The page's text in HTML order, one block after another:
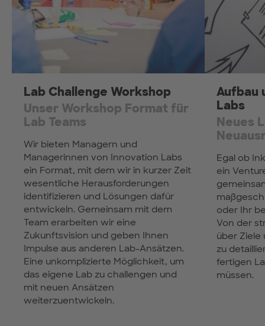
Lab Challenge Workshop
Unser Workshop Format für
Lab Teams
Wir bieten Managern und
Managerinnen von Innovation Labs
ein Format, mit dem wir in kurzer Zeit
wesentliche Herausforderungen
identifizieren und Lösungen dafür
entwickeln. Gemeinsam mit dem
Team erarbeiten wir eine
Zukunftsvision und geben Ihnen
Impulse aus anderen Lab-Ansätzen.
Eine unkomplizierte Möglichkeit, um
das eigene Lab zu challengen und
mit neuen Ansätzen
weiterzuentwickeln.
Aufbau
Labs
Neues
Egal ob
ein
oder Ihr
Von der
über Ziele
zu
fertigen
müssen.